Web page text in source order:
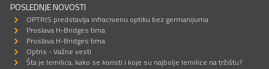
POSLEDNJE NOVOSTI
OPTRIS predstavlja infracrvenu optiku bez germanijuma
Proslava H-Bridges tima
Proslava H-Bridges tima
Optris - Važne vesti
Šta je lemilica, kako se koristi i koje su najbolje lemilice na tržištu?